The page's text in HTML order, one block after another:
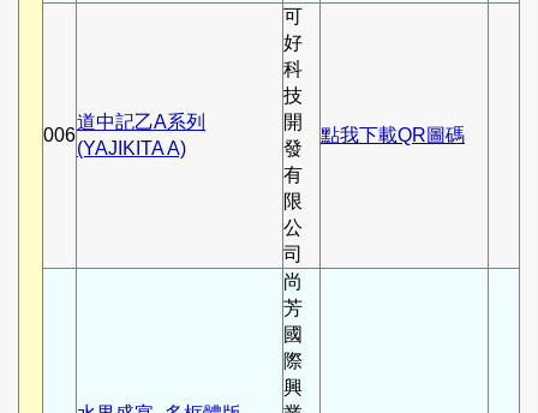
006
道中記乙A系列
(YAJIKITA A)
可
好
科
技
開
發
有
限
公
司
點我下載QR圖碼
尚
芳
國
際
興